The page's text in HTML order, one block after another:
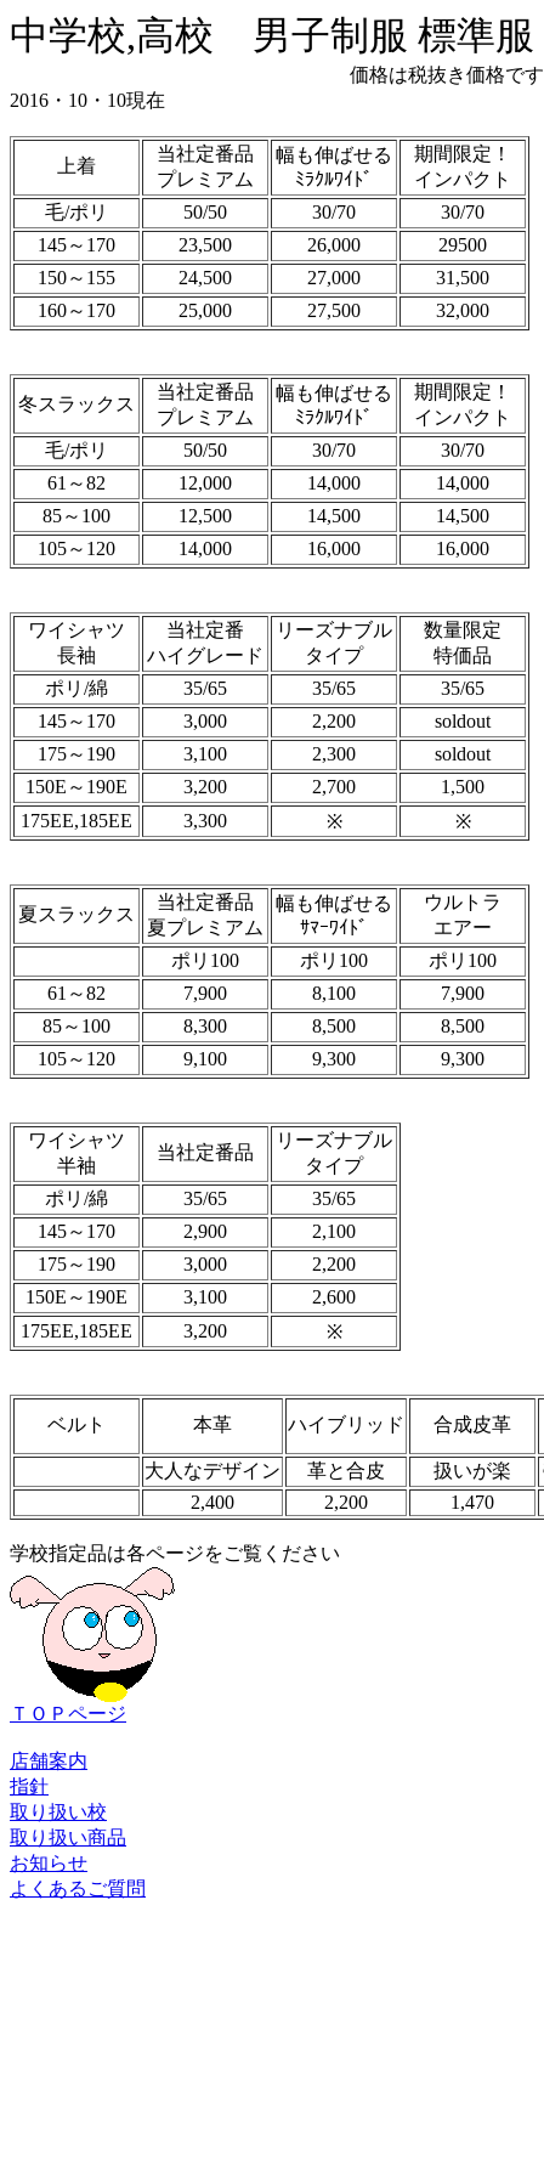
中学校,高校 男子制服 標準服
価格は税抜き価格です
2016・10・10現在
上着
当社定番品
プレミアム
幅も伸ばせる
ﾐﾗｸﾙﾜｲﾄﾞ
期間限定！
インパクト
毛/ポリ
50/50 30/70
30/70
145～170
23,500 26,000
29500
150～155
24,500 27,000
31,500
160～170
25,000 27,500 32,000
冬スラックス
当社定番品
プレミアム
幅も伸ばせる
ﾐﾗｸﾙﾜｲﾄﾞ
期間限定！
インパクト
毛/ポリ
50/50 30/70
30/70
61～82
12,000 14,000
14,000
85～100
12,500 14,500
14,500
105～120
14,000 16,000 16,000
ワイシャツ
長袖
当社定番
ハイグレード
リーズナブル
タイプ
数量限定
特価品
ポリ/綿
35/65 35/65
35/65
145～170
3,000 2,200
soldout
175～190
3,100 2,300
soldout
150E～190E
3,200 2,700
1,500
175EE,185EE
3,300 ※ ※
夏スラックス
当社定番品
夏プレミアム
幅も伸ばせる
ｻﾏｰﾜｲﾄﾞ
ウルトラ
エアー
ポリ100
ポリ100
ポリ100
61～82
7,900 8,100
7,900
85～100
8,300 8,500
8,500
105～120
9,100 9,300 9,300
ワイシャツ
半袖
当社定番品
リーズナブル
タイプ
ポリ/綿
35/65
35/65
145～170
2,900
2,100
175～190
3,000
2,200
150E～190E
3,100
2,600
175EE,185EE
3,200 ※
ベルト 本革 ハイブリッド 合成皮革
大人なデザイン 革と合皮 扱いが楽
2,400
2,200 1,470
学校指定品は各ページをご覧ください
ＴＯＰページ
店舗案内
指針
取り扱い校
取り扱い商品
お知らせ
よくあるご質問